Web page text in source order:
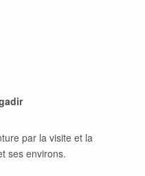
par la visite et la
ses environs.